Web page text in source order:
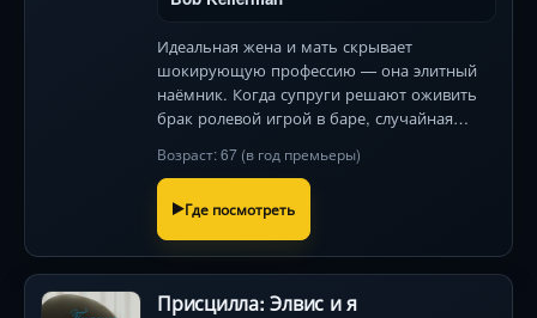
Идеальная жена и мать скрывает
шокирующую профессию — она элитный
наёмник. Когда супруги решают оживить
брак ролевой игрой в баре, случайная
жизнь. Кейли Куоко и Дэвид Ойелоуо в
комедийном боевике о доверии и экстрем
Возраст: 67 (в год премьеры)
Где посмотреть
Присцилла: Элвис и я